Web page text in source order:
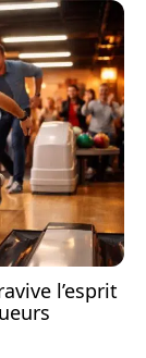
l’esprit